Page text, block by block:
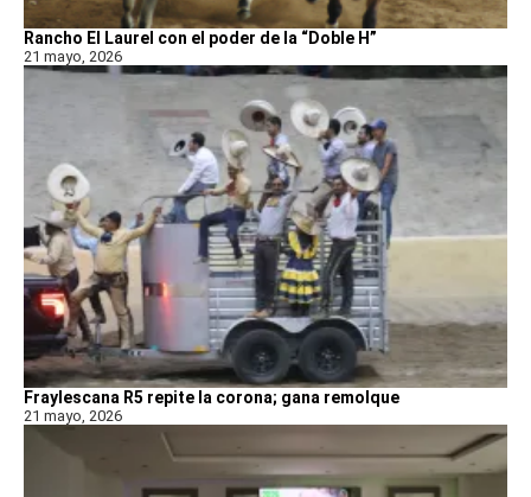
Rancho El Laurel con el poder de la “Doble H”
21 mayo, 2026
Fraylescana R5 repite la corona; gana remolque
21 mayo, 2026